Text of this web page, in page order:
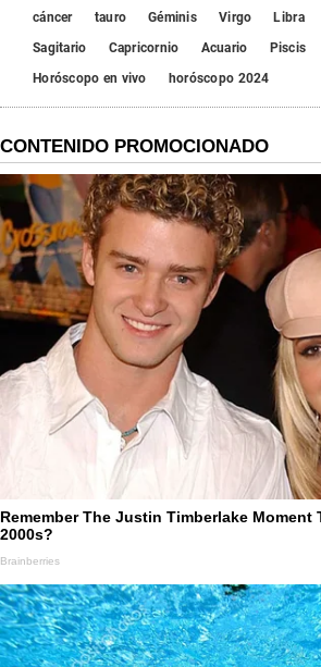
cáncer
tauro Géminis Virgo Libra
Sagitario
Capricornio Acuario Piscis
Horóscopo en vivo
horóscopo 2024